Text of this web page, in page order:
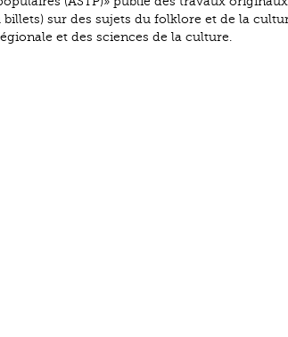
sur des sujets du folklore et de la
et des sciences de la culture.